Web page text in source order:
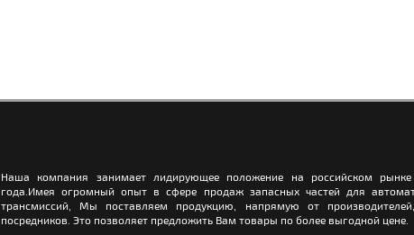
Наша компания занимает лидирующее положение на российском
года.Имея огромный опыт в сфере продаж запасных частей для
трансмиссий, Мы поставляем продукцию, напрямую от
посредников. Это позволяет предложить Вам товары по более выгодной цене.